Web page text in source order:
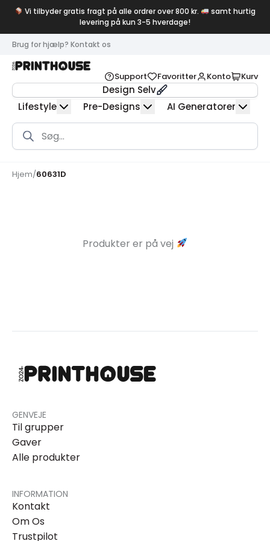
Vi tilbyder gratis fragt på alle ordrer over 800 kr.
samt hurtig
levering på kun 3-5 hverdage!
Brug for hjælp? Kontakt os
Support Favoritter Konto Kurv
Design Selv
Lifestyle
Pre-Designs AI Generatorer
Products
search
Hjem/60631D
Produkter er på vej
GENVEJE
Til grupper
Gaver
Alle produkter
INFORMATION
Kontakt
Om Os
Trustpilot